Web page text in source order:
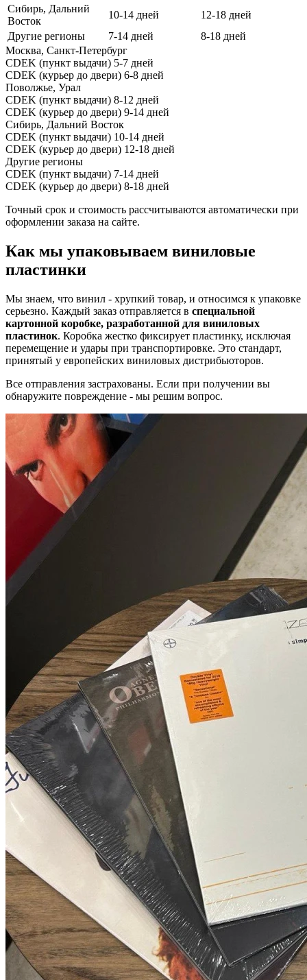
Сибирь, Дальний
Восток
10-14 дней
12-18 дней
Другие регионы
7-14 дней
8-18 дней
Москва, Санкт-Петербург
CDEK (пункт выдачи) 5-7 дней
CDEK (курьер до двери) 6-8 дней
Поволжье, Урал
CDEK (пункт выдачи) 8-12 дней
CDEK (курьер до двери) 9-14 дней
Сибирь, Дальний Восток
CDEK (пункт выдачи) 10-14 дней
CDEK (курьер до двери) 12-18 дней
Другие регионы
CDEK (пункт выдачи) 7-14 дней
CDEK (курьер до двери) 8-18 дней
Точный срок и стоимость рассчитываются автоматически при
оформлении заказа на сайте.
Как мы упаковываем виниловые
пластинки
Мы знаем, что винил - хрупкий товар, и относимся к упаковке
серьезно. Каждый заказ отправляется в специальной
картонной коробке, разработанной для виниловых
пластинок. Коробка жестко фиксирует пластинку, исключая
перемещение и удары при транспортировке. Это стандарт,
принятый у европейских виниловых дистрибьюторов.
Все отправления застрахованы. Если при получении вы
обнаружите повреждение - мы решим вопрос.